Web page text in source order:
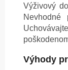
Výživový
Výhody